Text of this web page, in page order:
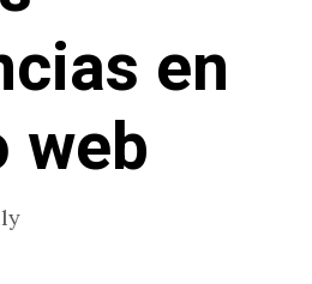
en
web